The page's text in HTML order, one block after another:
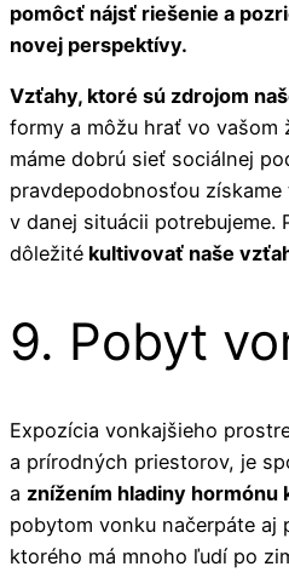
pomôcť nájsť riešenie a
novej perspektívy.
Vzťahy, ktoré sú zdrojom
formy a môžu hrať vo vašom
máme dobrú sieť sociálnej
pravdepodobnosťou
v danej situácii potrebujeme.
dôležité kultivovať naše
9. Pobyt
Expozícia vonkajšieho
a prírodných priestorov, je
a znížením hladiny hormónu
pobytom vonku načerpáte aj
ktorého má mnoho ľudí po